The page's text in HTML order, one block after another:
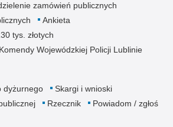
zamówień publicznych
Ankieta
tys. złotych
Wojewódzkiej Policji Lublinie
dyżurnego
Skargi i wnioski
Rzecznik
Powiadom / zgłoś